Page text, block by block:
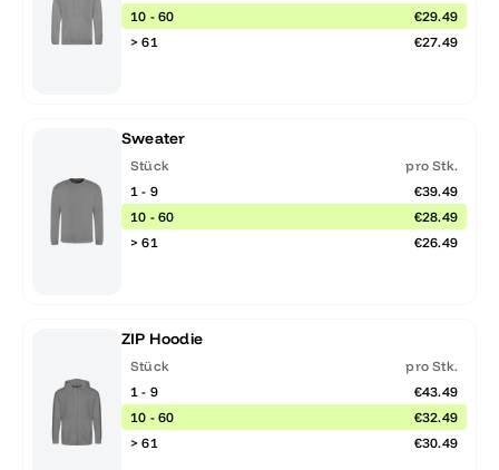
10 - 60
€29.49
> 61
€27.49
Sweater
Stück
pro Stk.
1 - 9
€39.49
10 - 60
€28.49
> 61
€26.49
ZIP Hoodie
Stück
pro Stk.
1 - 9
€43.49
10 - 60
€32.49
> 61
€30.49